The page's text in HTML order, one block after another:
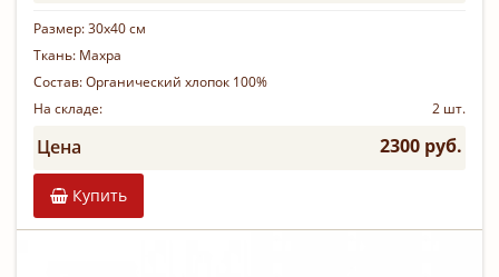
Размер:30х40 см
Ткань: Махра
Состав:Органический хлопок 100%
На складе:
2 шт.
Цена 2300 руб.
Купить